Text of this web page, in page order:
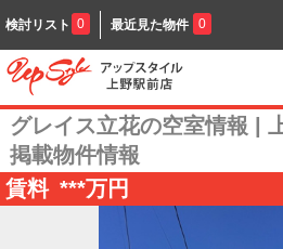
検討リスト 0 最近見た物件 0
グレイス立花の空室情報 |
掲載物件情報
賃料 ***万円